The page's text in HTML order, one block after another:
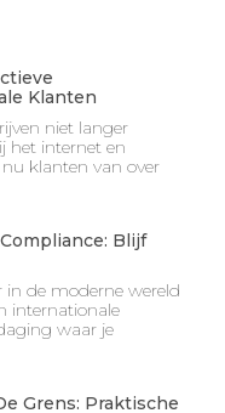
Klanten
niet langer
het internet en
klanten van over
Blijf
in de moderne wereld
internationale
waar je
Grens: Praktische